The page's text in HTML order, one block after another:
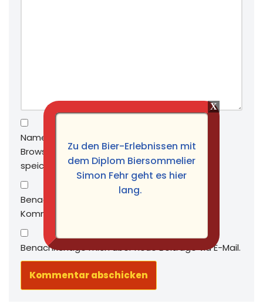
Name, E-Mail-Adresse und Website in diesem
Browser für meinen nächsten Kommentar
speichern.
Benachrichtige mich über nachfolgende
Kommentare via E-Mail.
Benachrichtige mich über neue Beiträge via E-Mail.
Zu den Bier-Erlebnissen mit
dem Diplom Biersommelier
Simon Fehr geht es hier
lang.